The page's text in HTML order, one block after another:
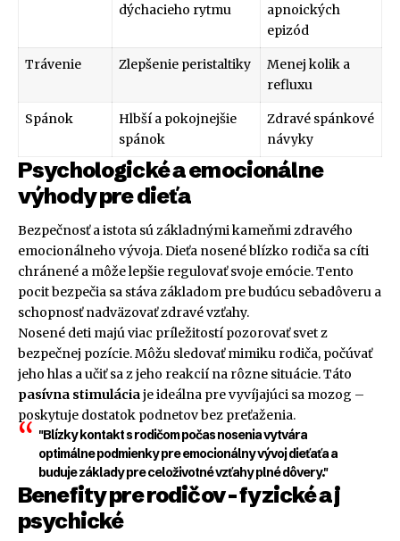
dýchacieho rytmu
apnoických
epizód
Trávenie Zlepšenie peristaltiky
Menej kolik a
refluxu
Spánok
Hlbší a pokojnejšie
spánok
Zdravé spánkové
návyky
Psychologické a emocionálne
výhody pre dieťa
Bezpečnosť a istota sú základnými kameňmi zdravého
emocionálneho vývoja. Dieťa nosené blízko rodiča sa cíti
chránené a môže lepšie regulovať svoje emócie. Tento
pocit bezpečia sa stáva základom pre budúcu sebadôveru a
schopnosť nadväzovať zdravé vzťahy.
Nosené deti majú viac príležitostí pozorovať svet z
bezpečnej pozície. Môžu sledovať mimiku rodiča, počúvať
jeho hlas a učiť sa z jeho reakcií na rôzne situácie. Táto
pasívna stimuláciaje ideálna pre vyvíjajúci sa mozog –
poskytuje dostatok podnetov bez preťaženia.
"Blízky kontakt s rodičom počas nosenia vytvára
optimálne podmienky pre emocionálny vývoj dieťaťa a
buduje základy pre celoživotné vzťahy plné dôvery."
Benefity pre rodičov – fyzické aj
psychické